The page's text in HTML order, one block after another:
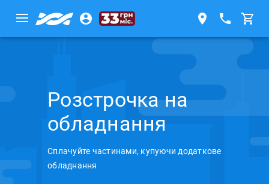
Розстрочка на
обладнання
Сплачуйте частинами, купуючи додаткове
обладнання